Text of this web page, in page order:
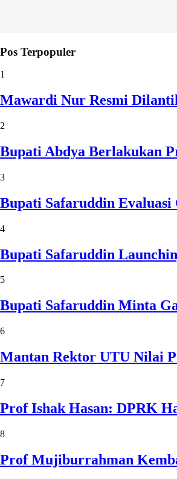
Pos Terpopuler
1
Mawardi Nur Resmi
2
Bupati Abdya Berlakukan
3
Bupati Safaruddin Evaluasi
4
Bupati Safaruddin
5
Bupati Safaruddin Minta
6
Mantan Rektor UTU Nilai
7
Prof Ishak Hasan: DPRK
8
Prof Mujiburrahman